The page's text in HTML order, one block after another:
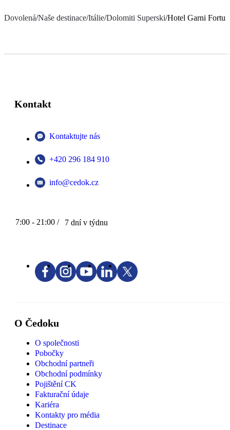
Dovolená/Naše destinace/Itálie/Dolomiti Superski/Hotel Garni
Kontakt
Kontaktujte nás
+420 296 184 910
info@cedok.cz
7:00 - 21:00 / 7 dní v týdnu
O Čedoku
O společnosti
Pobočky
Obchodní partneři
Obchodní podmínky
Pojištění CK
Fakturační údaje
Kariéra
Kontakty pro média
Destinace